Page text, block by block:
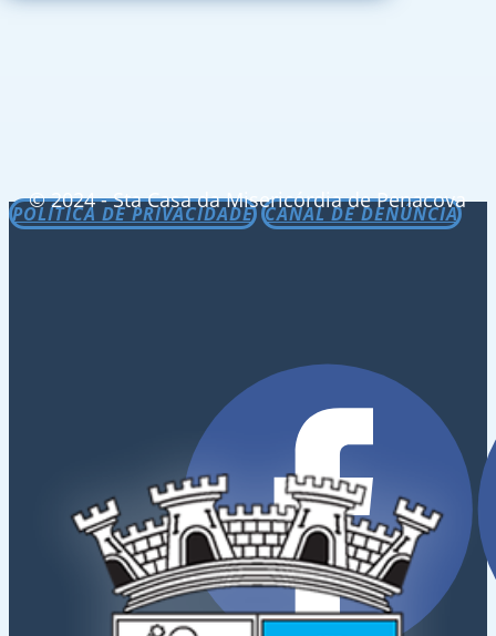
POLÍTICA DE PRIVACIDADE CANAL DE DENÚNCIA
© 2024 - Sta Casa da Misericórdia de Penacova